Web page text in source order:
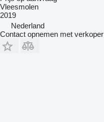
Vleesmolen
2019
Nederland
Contact opnemen met verkoper